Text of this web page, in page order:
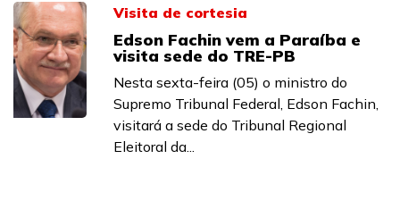
Visita de cortesia
Edson Fachin vem a Paraíba e
visita sede do TRE-PB
Nesta sexta-feira (05) o ministro do
Supremo Tribunal Federal, Edson Fachin,
visitará a sede do Tribunal Regional
Eleitoral da...